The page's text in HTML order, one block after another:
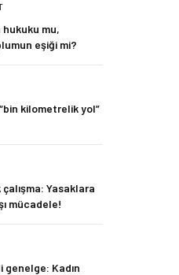
hukuku mu,
eşiği mi?
kilometrelik yol”
çalışma: Yasaklara
mücadele!
Kadın